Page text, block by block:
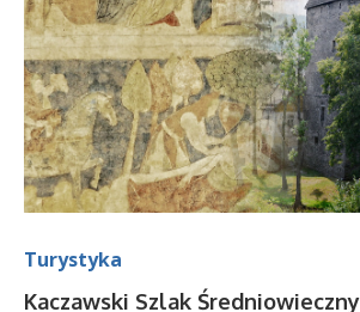
Turystyka
Kaczawski Szlak